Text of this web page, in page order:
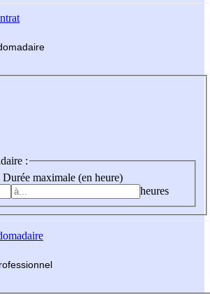
madaire
:
Durée maximale (en heure)
heures
fessionnel